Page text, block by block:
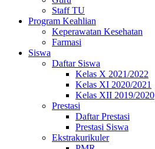
Staff TU
Program Keahlian
Keperawatan Kesehatan
Farmasi
Siswa
Daftar Siswa
Kelas X 2021/2022
Kelas XI 2020/2021
Kelas XII 2019/2020
Prestasi
Daftar Prestasi
Prestasi Siswa
Ekstrakurikuler